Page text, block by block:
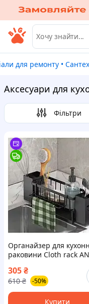
для ремонту •
Аксесуари для
Фільтри
Органайзер для
раковини Cloth rack
951 компактний
для зберігання губок і
ганчірок
305₴
610 ₴ -50%
Купити